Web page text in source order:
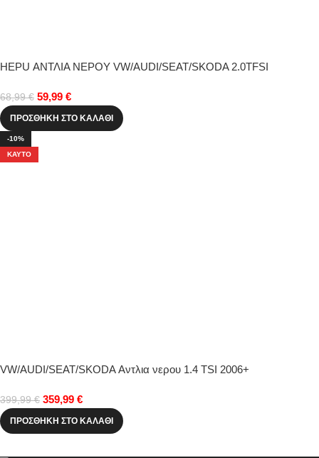
HEPU ΑΝΤΛΙΑ ΝΕΡΟΥ VW/AUDI/SEAT/SKODA 2.0TFSI
68,99€ 59,99 €
ΠΡΟΣΘΉΚΗ ΣΤΟ ΚΑΛΆΘΙ
-10%
ΚΑΥΤΌ
VW/AUDI/SEAT/SKODA Αντλια νερου 1.4 TSI 2006+
399,99€ 359,99 €
ΠΡΟΣΘΉΚΗ ΣΤΟ ΚΑΛΆΘΙ